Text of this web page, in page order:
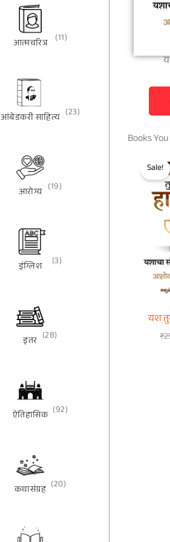
आत्मचरित्र (11)
आंबेडकरी साहित्य (23)
आरोग्य (19)
इंग्लिश (3)
इतर (28)
ऐतिहासिक (92)
कथासंग्रह (20)
Books
Sale!
यश
₹